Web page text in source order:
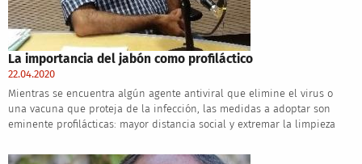
La importancia del jabón como profiláctico
22.04.2020
Mientras se encuentra algún agente antiviral que elimine el virus o
una vacuna que proteja de la infección, las medidas a adoptar son
eminente profilácticas: mayor distancia social y extremar la limpieza